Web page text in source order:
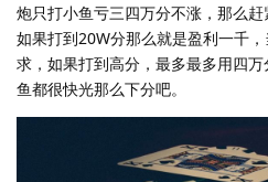
炮只打小鱼亏三四万分不涨，那么赶
如果打到20W分那么就是盈利一千
求，如果打到高分，最多最多用四
鱼都很快光那么下分吧。